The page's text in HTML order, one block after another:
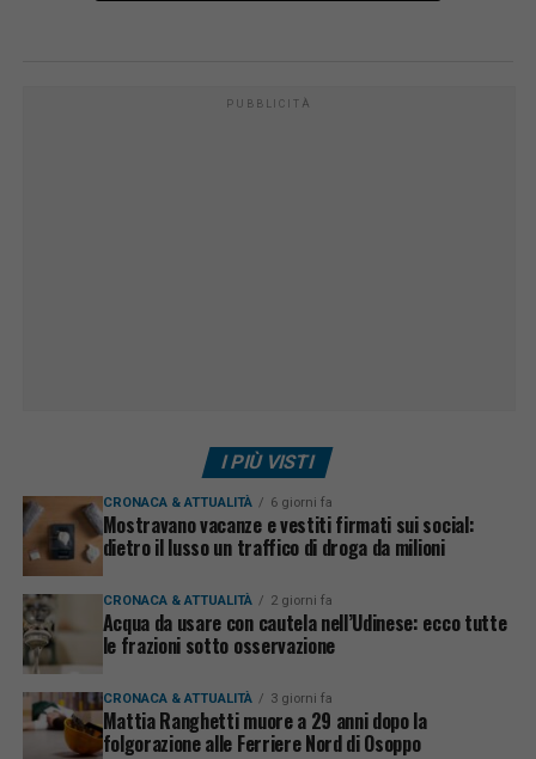
PUBBLICITÀ
I PIÙ VISTI
CRONACA & ATTUALITÀ 6 giorni fa
Mostravano vacanze e vestiti firmati sui social:
dietro il lusso un traffico di droga da milioni
CRONACA & ATTUALITÀ 2 giorni fa
Acqua da usare con cautela nell’Udinese: ecco tutte
le frazioni sotto osservazione
CRONACA & ATTUALITÀ 3 giorni fa
Mattia Ranghetti muore a 29 anni dopo la
folgorazione alle Ferriere Nord di Osoppo